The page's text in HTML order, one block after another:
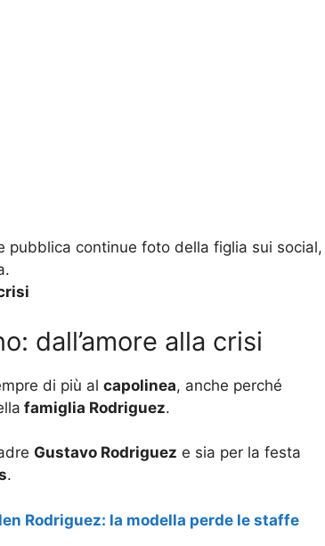
pubblica continue foto della figlia sui social,
dall’amore alla crisi
di più al capolinea, anche perché
famiglia Rodriguez.
Gustavo Rodriguez e sia per la festa
.
Rodriguez: la modella perde le staffe